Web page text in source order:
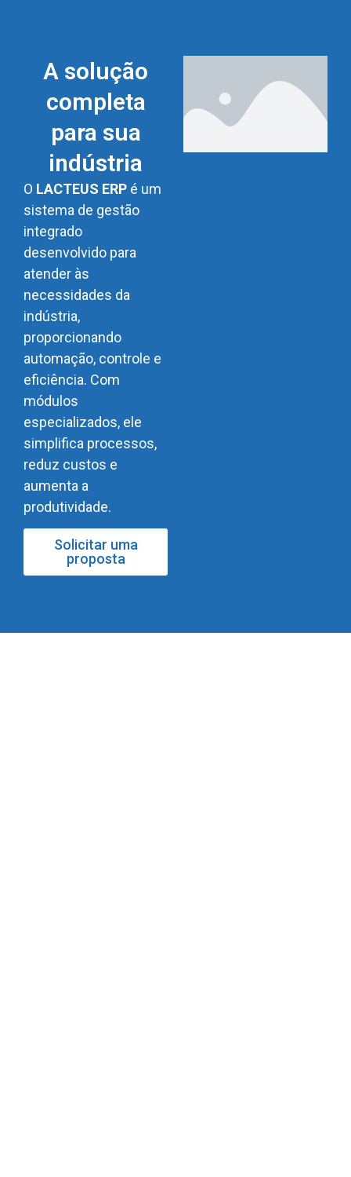
A solução
completa
para sua
indústria
O LACTEUS ERP é um
sistema de gestão
integrado
desenvolvido para
atender às
necessidades da
indústria,
proporcionando
automação, controle e
eficiência. Com
módulos
especializados, ele
simplifica processos,
reduz custos e
aumenta a
produtividade.
Solicitar uma
proposta